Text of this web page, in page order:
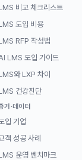
비교 체크리스트
도입 비용
RFP 작성법
LMS 도입 가이드
와 LXP 차이
건강진단
거·데이터
입 기업
객 성공 사례
운영 벤치마크